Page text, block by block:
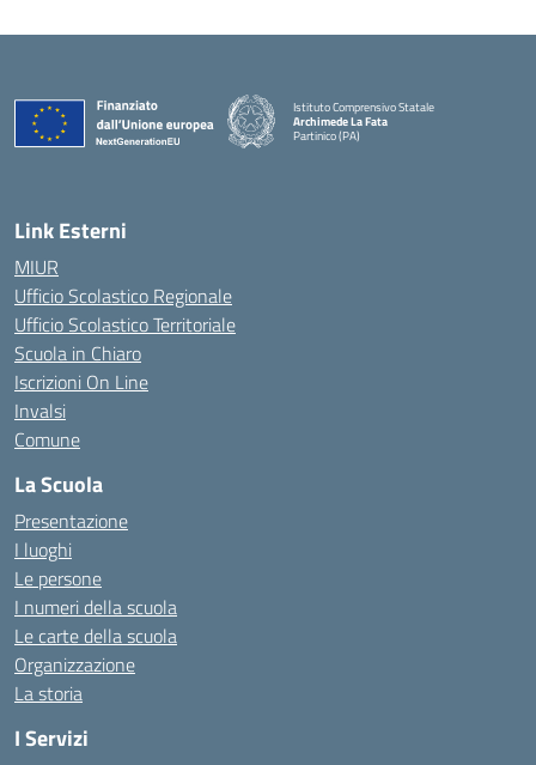
Istituto Comprensivo Statale
Archimede La Fata
Partinico (PA)
Link Esterni
MIUR
Ufficio Scolastico Regionale
Ufficio Scolastico Territoriale
Scuola in Chiaro
Iscrizioni On Line
Invalsi
Comune
La Scuola
Presentazione
I luoghi
Le persone
I numeri della scuola
Le carte della scuola
Organizzazione
La storia
I Servizi